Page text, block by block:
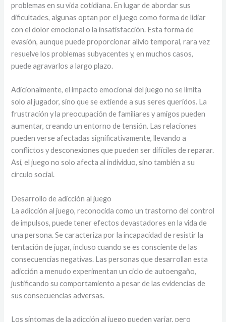
problemas en su vida cotidiana. En lugar de abordar sus
dificultades, algunas optan por el juego como forma de lidiar
con el dolor emocional o la insatisfacción. Esta forma de
evasión, aunque puede proporcionar alivio temporal, rara vez
resuelve los problemas subyacentes y, en muchos casos,
puede agravarlos a largo plazo.
Adicionalmente, el impacto emocional del juego no se limita
solo al jugador, sino que se extiende a sus seres queridos. La
frustración y la preocupación de familiares y amigos pueden
aumentar, creando un entorno de tensión. Las relaciones
pueden verse afectadas significativamente, llevando a
conflictos y desconexiones que pueden ser difíciles de reparar.
Así, el juego no solo afecta al individuo, sino también a su
círculo social.
Desarrollo de adicción al juego
La adicción al juego, reconocida como un trastorno del control
de impulsos, puede tener efectos devastadores en la vida de
una persona. Se caracteriza por la incapacidad de resistir la
tentación de jugar, incluso cuando se es consciente de las
consecuencias negativas. Las personas que desarrollan esta
adicción a menudo experimentan un ciclo de autoengaño,
justificando su comportamiento a pesar de las evidencias de
sus consecuencias adversas.
Los síntomas de la adicción al juego pueden variar, pero